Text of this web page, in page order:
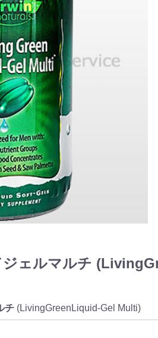
ジェルマルチ
チ (LivingGreenLiquid-Gel Multi)